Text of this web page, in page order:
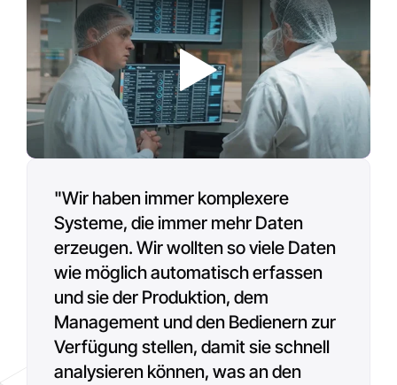
Play
"Wir haben immer komplexere
Systeme, die immer mehr Daten
erzeugen. Wir wollten so viele Daten
wie möglich automatisch erfassen
und sie der Produktion, dem
Management und den Bedienern zur
Verfügung stellen, damit sie schnell
analysieren können, was an den
Play
Play
"Factory Software hat uns bei der
Einführung der AVEVA-Lösung
unterstützt und damit eine höhere
industrielle Leistung, den besseren
Einsatz von Fachkräften und eine
deutliche Reduzierung der
Umweltauswirkungen ermöglicht."